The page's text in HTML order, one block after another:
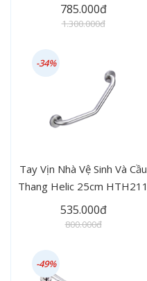
785.000đ
1.300.000đ
Tay Vịn Nhà Vệ Sinh Và Cầu
Thang Helic 25cm HTH211
535.000đ
800.000đ
-34%
-49%